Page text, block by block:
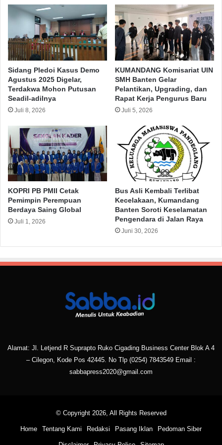
Pandeglang
Copy URL
Sidang Pledoi Kasus Demo
Agustus 2025 Digelar,
Terdakwa Mohon Putusan
Seadil-adilnya
Juli 8, 2026
KUMANDANG Komisariat UIN
SMH Banten Gelar
Pelantikan, Upgrading, dan
Rapat Kerja Pengurus Baru
Juli 5, 2026
KOPRI PB PMII Cetak
Pemimpin Perempuan
Berdaya Saing Global
Juli 1, 2026
Bus Asli Kembali Terlibat
Kecelakaan, Kumandang
Banten Soroti Keselamatan
Pengendara di Jalan Raya
Juni 30, 2026
Alamat: Jl. Letjend R Suprapto Ruko Cigading Business Center Blok A 4
– Cilegon, Kode Pos 42445. No Tlp (0254) 7843549 Email :
sabbapress2020@gmail.com
© Copyright 2026, All Rights Reserved
Home Tentang Kami Redaksi Pasang Iklan Pedoman Siber